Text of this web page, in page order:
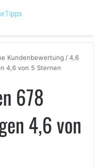
Kundenbewertung /4,6
4,6 von 5 Sternen
678
4,6 von